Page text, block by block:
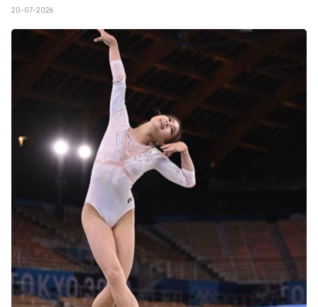
20-07-2026